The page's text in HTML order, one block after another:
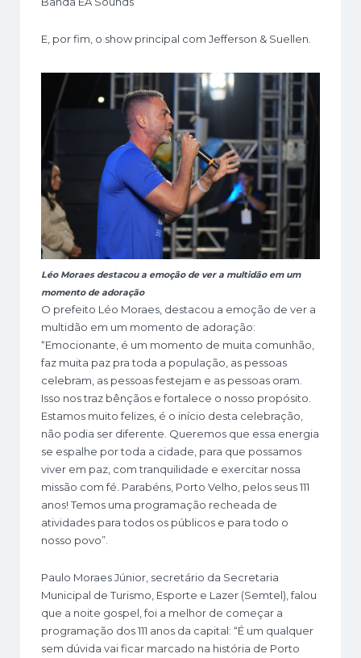
E, por fim, o show principal com Jefferson & Suellen.
Léo Moraes destacou a emoção de ver a multidão em um
momento de adoração
O prefeito Léo Moraes, destacou a emoção de ver a
multidão em um momento de adoração:
“Emocionante, é um momento de muita comunhão,
faz muita paz pra toda a população, as pessoas
celebram, as pessoas festejam e as pessoas oram.
Isso nos traz bênçãos e fortalece o nosso propósito.
Estamos muito felizes, é o início desta celebração,
não podia ser diferente. Queremos que essa energia
se espalhe por toda a cidade, para que possamos
viver em paz, com tranquilidade e exercitar nossa
missão com fé. Parabéns, Porto Velho, pelos seus 111
anos! Temos uma programação recheada de
atividades para todos os públicos e para todo o
nosso povo”.
Paulo Moraes Júnior, secretário da Secretaria
Municipal de Turismo, Esporte e Lazer (Semtel), falou
que a noite gospel, foi a melhor de começar a
programação dos 111 anos da capital: “É um qualquer
sem dúvida vai ficar marcado na história de Porto